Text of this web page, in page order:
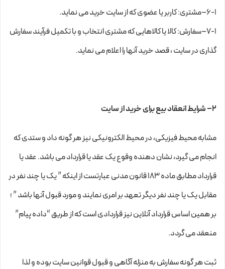
۶-۱–مشتری: کاربر یا عضوی که از سایت خرید می نماید.
۷-۱–سفارش: کالا یا کالاهایی که مشتری انتخاب و با تکمیل فرآیند سفارش
گذاری در سایت ، قصد خرید آنها را اعلام می نماید.
۲– شرایط انعقاد بیع برای خرید از سایت
مشابه محیط فیزیکی، در محیط الکترونیکی نیز هر گونه داد و ستدی که
انجام می گیرد، نشان دهنده وقوع یک عقد یا قرارداد می باشد. عقد یا
قرارداد مطابق ماده ۱۸۳ قانون مدنی عبارتست از اینکه ” یک یا چند نفر در
مقابل یک یا چند نفر دیگر تعهد بر امری نمایند و مورد قبول آنها باشد ” ؛
بر همین اساس قرارداد آنلاین نیز قراردادی است که از طریق “داده پیام”
منعقد می گردد.
ثبت هر گونه سفارش به منزله آگاهی و قبول قوانین سایت بوده و لذا